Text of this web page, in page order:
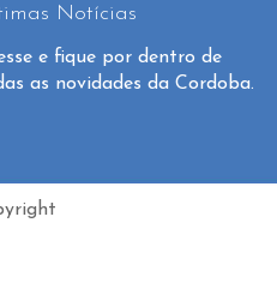
Notícias
e fique por dentro de
as novidades da Cordoba.